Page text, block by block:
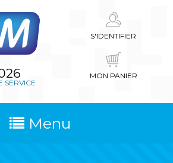
SERVICE
S'IDENTIFIER
MON PANIER
Menu